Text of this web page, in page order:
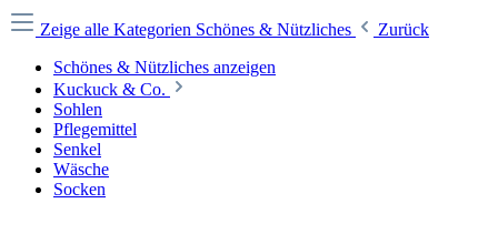
Zeige alle Kategorien Schönes & Nützliches
Zurück
Schönes & Nützliches anzeigen
Kuckuck & Co.
Sohlen
Pflegemittel
Senkel
Wäsche
Socken